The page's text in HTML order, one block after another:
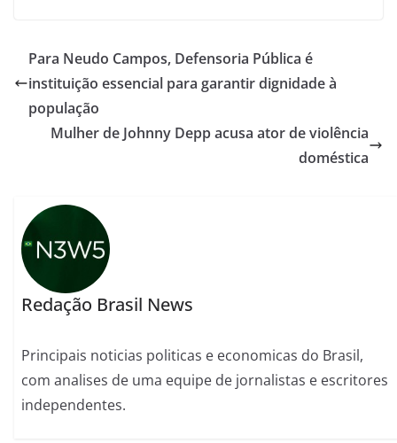
Para Neudo Campos, Defensoria Pública é
instituição essencial para garantir dignidade à
população
Mulher de Johnny Depp acusa ator de violência
doméstica
Redação Brasil News
Principais noticias politicas e economicas do Brasil,
com analises de uma equipe de jornalistas e escritores
independentes.